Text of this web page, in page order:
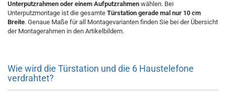
Unterputzrahmen oder einem Aufputzrahmen wählen. Bei
Unterputzmontage ist die gesamte Türstation gerade mal nur 10 cm
Breite. Genaue Maße für all Montagevarianten finden Sie bei der Übersicht
der Montagerahmen in den Artikelbildern.
Wie wird die Türstation und die 6 Haustelefone
verdrahtet?